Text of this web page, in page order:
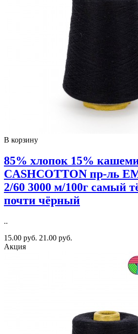
В корзину
85% хлопок 15%
CASHCOTTON пр-ль
2/60 3000 м/100г самый
почти чёрный
..
15.00 руб. 21.00 руб.
Акция